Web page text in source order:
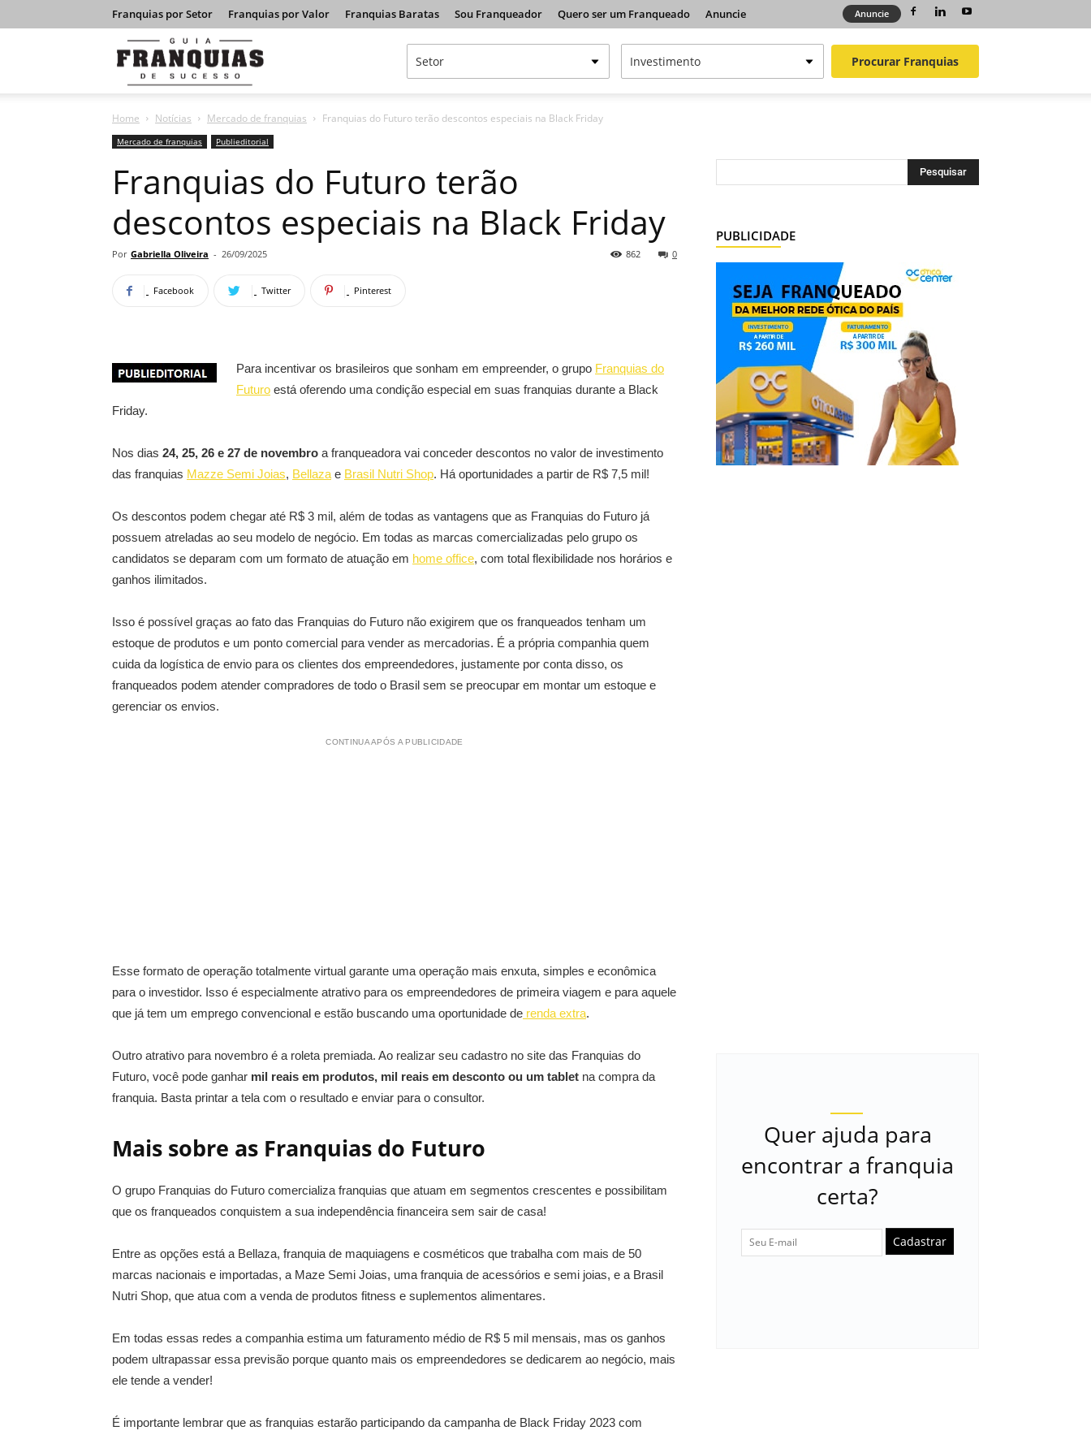
Franquias por Setor Franquias por Valor Franquias Baratas Sou Franqueador Quero ser um Franqueado Anuncie Anuncie
Franquias
de
Sucesso
Procurar Franquias
Home Notícias Mercado de franquias Franquias do Futuro terão descontos especiais na Black Friday
Mercado de franquias Publieditorial
Franquias do Futuro terão
descontos especiais na Black Friday
Por Gabriella Oliveira - 26/09/2025 0
862
Facebook Twitter Pinterest
Para incentivar os brasileiros que sonham em empreender, o grupo Franquias do
Futuro está oferendo uma condição especial em suas franquias durante a Black
Friday.
Nos dias 24, 25, 26 e 27 de novembro a franqueadora vai conceder descontos no valor de investimento
das franquias Mazze Semi Joias, Bellaza e Brasil Nutri Shop. Há oportunidades a partir de R$ 7,5 mil!
Os descontos podem chegar até R$ 3 mil, além de todas as vantagens que as Franquias do Futuro já
possuem atreladas ao seu modelo de negócio. Em todas as marcas comercializadas pelo grupo os
candidatos se deparam com um formato de atuação em home office, com total flexibilidade nos horários e
ganhos ilimitados.
Isso é possível graças ao fato das Franquias do Futuro não exigirem que os franqueados tenham um
estoque de produtos e um ponto comercial para vender as mercadorias. É a própria companhia quem
cuida da logística de envio para os clientes dos empreendedores, justamente por conta disso, os
franqueados podem atender compradores de todo o Brasil sem se preocupar em montar um estoque e
gerenciar os envios.
CONTINUA APÓS A PUBLICIDADE
Esse formato de operação totalmente virtual garante uma operação mais enxuta, simples e econômica
para o investidor. Isso é especialmente atrativo para os empreendedores de primeira viagem e para aquele
que já tem um emprego convencional e estão buscando uma oportunidade de renda extra.
Outro atrativo para novembro é a roleta premiada. Ao realizar seu cadastro no site das Franquias do
Futuro, você pode ganhar mil reais em produtos, mil reais em desconto ou um tablet na compra da
franquia. Basta printar a tela com o resultado e enviar para o consultor.
Mais sobre as Franquias do Futuro
O grupo Franquias do Futuro comercializa franquias que atuam em segmentos crescentes e possibilitam
que os franqueados conquistem a sua independência financeira sem sair de casa!
Entre as opções está a Bellaza, franquia de maquiagens e cosméticos que trabalha com mais de 50
marcas nacionais e importadas, a Maze Semi Joias, uma franquia de acessórios e semi joias, e a Brasil
Nutri Shop, que atua com a venda de produtos fitness e suplementos alimentares.
Em todas essas redes a companhia estima um faturamento médio de R$ 5 mil mensais, mas os ganhos
podem ultrapassar essa previsão porque quanto mais os empreendedores se dedicarem ao negócio, mais
ele tende a vender!
É importante lembrar que as franquias estarão participando da campanha de Black Friday 2023 com
PUBLICIDADE
Quer ajuda para
encontrar a franquia
certa?
Cadastrar